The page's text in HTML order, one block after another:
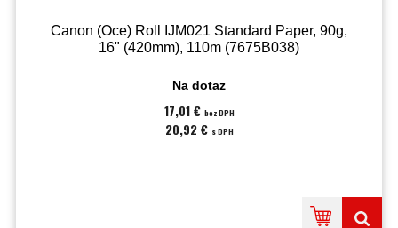
Canon (Oce) Roll IJM021 Standard Paper, 90g,
16" (420mm), 110m (7675B038)
Na dotaz
17,01 € bez DPH
20,92 € s DPH